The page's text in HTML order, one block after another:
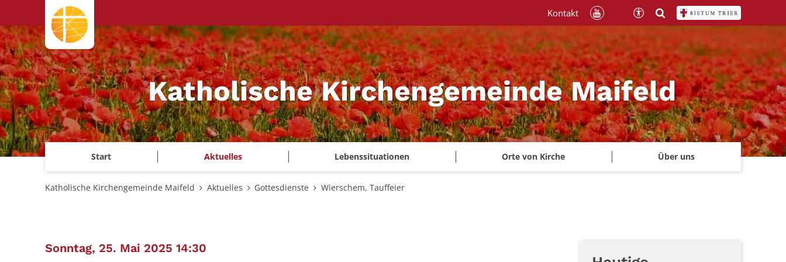
Zum Inhalt springen
Katholische Kirchengemeinde Maifeld
Start Aktuelles Lebenssituationen Orte von Kirche Über uns
Kontakt
Katholische Kirchengemeinde Maifeld Aktuelles Gottesdienste Wierschem, Tauffeier
Sonntag, 25. Mai 2025 14:30